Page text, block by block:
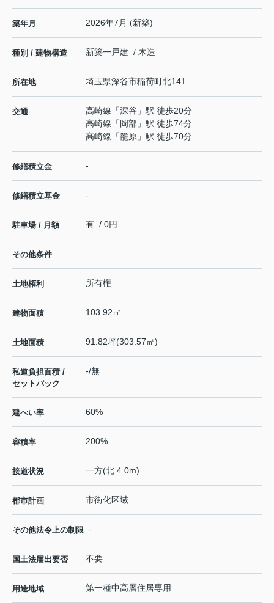
築年月 2026年7月 (新築)
種別 / 建物構造 新築一戸建 / 木造
所在地 埼玉県深谷市稲荷町北141
交通 高崎線 「深谷 」駅 徒歩20分
高崎線 「 岡部 」駅 徒歩74分
高崎線 「籠原 」駅 徒歩70分
修繕積立金 -
修繕積立基金 -
駐車場 / 月額 有 / 0円
その他条件
土地権利 所有権
建物面積 103.92㎡
土地面積 91.82坪(303.57㎡)
私道負担面積 /
セットバック
-/無
建ぺい率 60%
容積率 200%
接道状況 一方(北 4.0m)
都市計画 市街化区域
その他法令上の制限 -
国土法届出要否 不要
用途地域 第一種中高層住居専用